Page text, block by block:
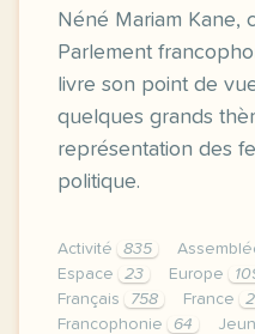
Néné Mariam Kane,
Parlement
livre son point de
quelques grands
représentation des
politique.
Activité 835
Espace
23 Europe
Français
758 France
Francophonie
64